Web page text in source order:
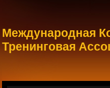
Международная
Тренинговая